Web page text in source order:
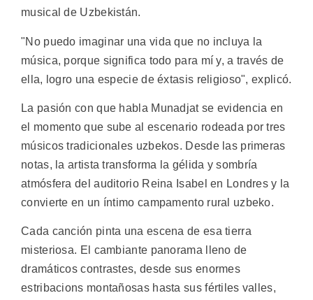
musical de Uzbekistán.
"No puedo imaginar una vida que no incluya la
música, porque significa todo para mí y, a través de
ella, logro una especie de éxtasis religioso", explicó.
La pasión con que habla Munadjat se evidencia en
el momento que sube al escenario rodeada por tres
músicos tradicionales uzbekos. Desde las primeras
notas, la artista transforma la gélida y sombría
atmósfera del auditorio Reina Isabel en Londres y la
convierte en un íntimo campamento rural uzbeko.
Cada canción pinta una escena de esa tierra
misteriosa. El cambiante panorama lleno de
dramáticos contrastes, desde sus enormes
estribacions montañosas hasta sus fértiles valles,